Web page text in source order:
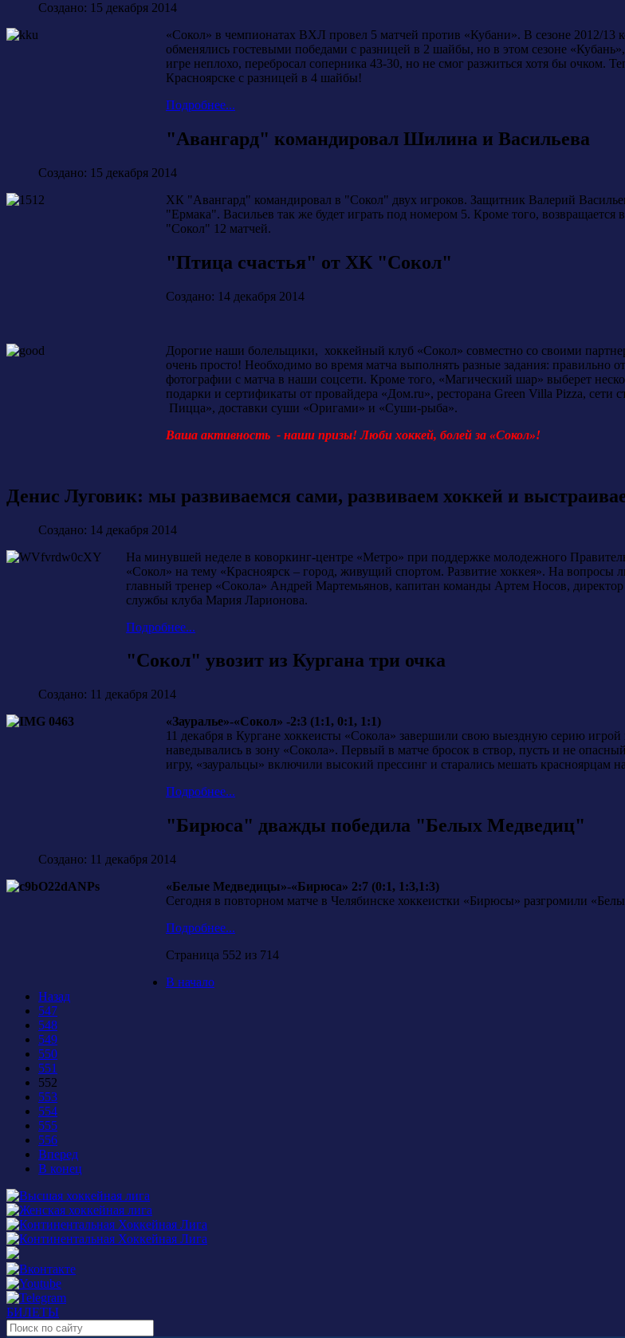
Создано: 15 декабря 2014
«Сокол» в чемпионатах ВХЛ провел 5 матчей против «Кубани». В сезоне 2012/13
обменялись гостевыми победами с разницей в 2 шайбы, но в этом сезоне
игре неплохо, перебросал соперника 43-30, но не смог разжиться хотя бы очком.
Красноярске с разницей в 4 шайбы!
Подробнее...
"Авангард" командировал Шилина и Васильева
Создано: 15 декабря 2014
ХК "Авангард" командировал в "Сокол" двух игроков. Защитник Валерий
"Ермака". Васильев так же будет играть под номером 5. Кроме того,
"Сокол" 12 матчей.
"Птица счастья" от ХК "Сокол"
Создано: 14 декабря 2014
Дорогие наши болельщики, хоккейный клуб «Сокол» совместно со своими
очень просто! Необходимо во время матча выполнять разные задания: правильно
фотографии с матча в наши соцсети. Кроме того, «Магический шар» выберет
подарки и сертификаты от провайдера «Дом.ru», ресторана Green Villa Pizza,
Пицца», доставки суши «Оригами» и «Суши-рыба».
Ваша активность - наши призы! Люби хоккей, болей за «Сокол»!
Денис Луговик: мы развиваемся сами, развиваем хоккей и
Создано: 14 декабря 2014
На минувшей неделе в коворкинг-центре «Метро» при поддержке молодежного
«Сокол» на тему «Красноярск – город, живущий спортом. Развитие хоккея». На
главный тренер «Сокола» Андрей Мартемьянов, капитан команды Артем Носов,
службы клуба Мария Ларионова.
Подробнее...
"Сокол" увозит из Кургана три очка
Создано: 11 декабря 2014
«Зауралье»-«Сокол» -2:3 (1:1, 0:1, 1:1)
11 декабря в Кургане хоккеисты «Сокола» завершили свою выездную серию
наведывались в зону «Сокола». Первый в матче бросок в створ, пусть и не
игру, «зауральцы» включили высокий прессинг и старались мешать красноярцам
Подробнее...
"Бирюса" дважды победила "Белых Медведиц"
Создано: 11 декабря 2014
«Белые Медведицы»-«Бирюса» 2:7 (0:1, 1:3,1:3)
Сегодня в повторном матче в Челябинске хоккеистки «Бирюсы» разгромили
Подробнее...
Страница 552 из 714
В начало
Назад
547
548
549
550
551
552
553
554
555
556
Вперед
В конец
БИЛЕТЫ